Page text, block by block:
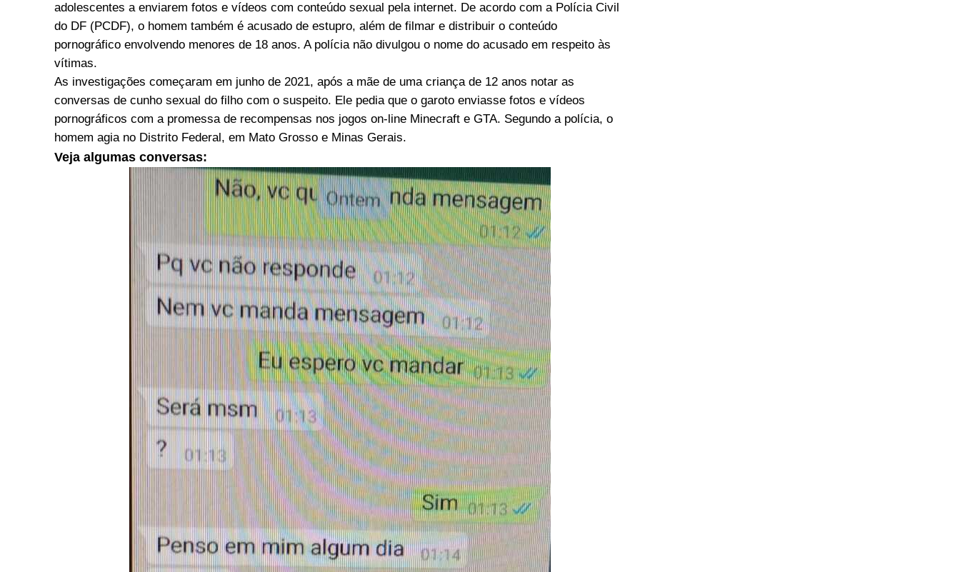
adolescentes a enviarem fotos e vídeos com conteúdo sexual pela internet. De acordo com a Polícia Civil
do DF (PCDF), o homem também é acusado de estupro, além de filmar e distribuir o conteúdo
pornográfico envolvendo menores de 18 anos. A polícia não divulgou o nome do acusado em respeito às
vítimas.
As investigações começaram em junho de 2021, após a mãe de uma criança de 12 anos notar as
conversas de cunho sexual do filho com o suspeito. Ele pedia que o garoto enviasse fotos e vídeos
pornográficos com a promessa de recompensas nos jogos on-line Minecraft e GTA. Segundo a polícia, o
homem agia no Distrito Federal, em Mato Grosso e Minas Gerais.
Veja algumas conversas: